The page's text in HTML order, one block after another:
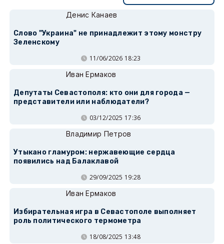
Денис Канаев
Слово "Украина" не принадлежит этому монстру
Зеленскому
11/06/2026 18:23
Иван Ермаков
Депутаты Севастополя: кто они для города —
представители или наблюдатели?
03/12/2025 17:36
Владимир Петров
Утыкано гламуром: нержавеющие сердца
появились над Балаклавой
29/09/2025 19:28
Иван Ермаков
Избирательная игра в Севастополе выполняет
роль политического термометра
18/08/2025 13:48